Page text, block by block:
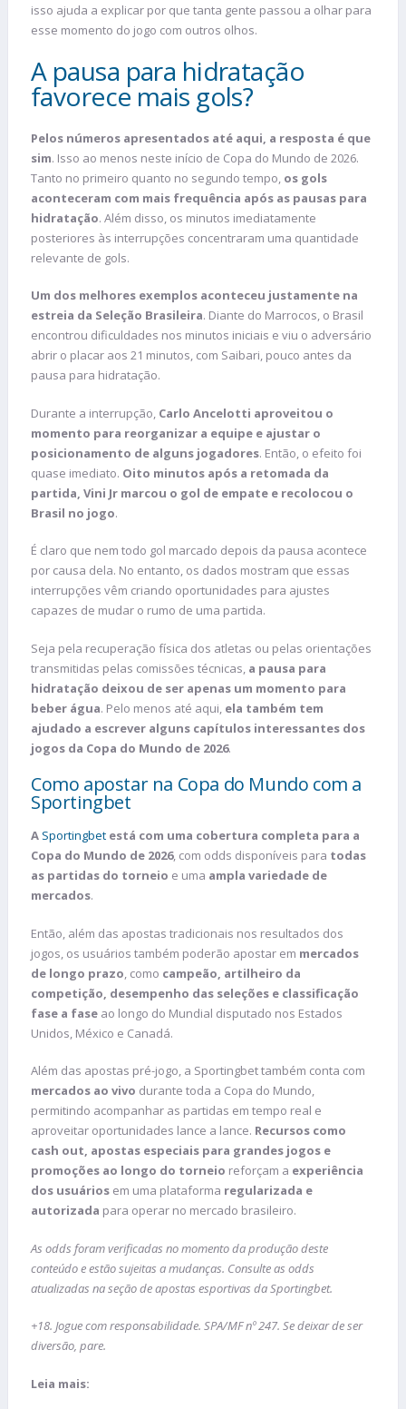
isso ajuda a explicar por que tanta gente passou a olhar para
esse momento do jogo com outros olhos.
A pausa para hidratação
favorece mais gols?
Pelos números apresentados até aqui, a resposta é que
sim. Isso ao menos neste início de Copa do Mundo de 2026.
Tanto no primeiro quanto no segundo tempo, os gols
aconteceram com mais frequência após as pausas para
hidratação. Além disso, os minutos imediatamente
posteriores às interrupções concentraram uma quantidade
relevante de gols.
Um dos melhores exemplos aconteceu justamente na
estreia da Seleção Brasileira. Diante do Marrocos, o Brasil
encontrou dificuldades nos minutos iniciais e viu o adversário
abrir o placar aos 21 minutos, com Saibari, pouco antes da
pausa para hidratação.
Durante a interrupção, Carlo Ancelotti aproveitou o
momento para reorganizar a equipe e ajustar o
posicionamento de alguns jogadores. Então, o efeito foi
quase imediato. Oito minutos após a retomada da
partida, Vini Jr marcou o gol de empate e recolocou o
Brasil no jogo.
É claro que nem todo gol marcado depois da pausa acontece
por causa dela. No entanto, os dados mostram que essas
interrupções vêm criando oportunidades para ajustes
capazes de mudar o rumo de uma partida.
Seja pela recuperação física dos atletas ou pelas orientações
transmitidas pelas comissões técnicas, a pausa para
hidratação deixou de ser apenas um momento para
beber água. Pelo menos até aqui, ela também tem
ajudado a escrever alguns capítulos interessantes dos
jogos da Copa do Mundo de 2026.
Como apostar na Copa do Mundo com a
Sportingbet
A Sportingbet está com uma cobertura completa para a
Copa do Mundo de 2026, com odds disponíveis para todas
as partidas do torneio e uma ampla variedade de
mercados.
Então, além das apostas tradicionais nos resultados dos
jogos, os usuários também poderão apostar em mercados
de longo prazo, como campeão, artilheiro da
competição, desempenho das seleções e classificação
fase a fase ao longo do Mundial disputado nos Estados
Unidos, México e Canadá.
Além das apostas pré-jogo, a Sportingbet também conta com
mercados ao vivo durante toda a Copa do Mundo,
permitindo acompanhar as partidas em tempo real e
aproveitar oportunidades lance a lance. Recursos como
cash out, apostas especiais para grandes jogos e
promoções ao longo do torneio reforçam a experiência
dos usuários em uma plataforma regularizada e
autorizada para operar no mercado brasileiro.
As odds foram verificadas no momento da produção deste
conteúdo e estão sujeitas a mudanças. Consulte as odds
atualizadas na seção de apostas esportivas da Sportingbet.
+18. Jogue com responsabilidade. SPA/MF nº 247. Se deixar de ser
diversão, pare.
Leia mais: